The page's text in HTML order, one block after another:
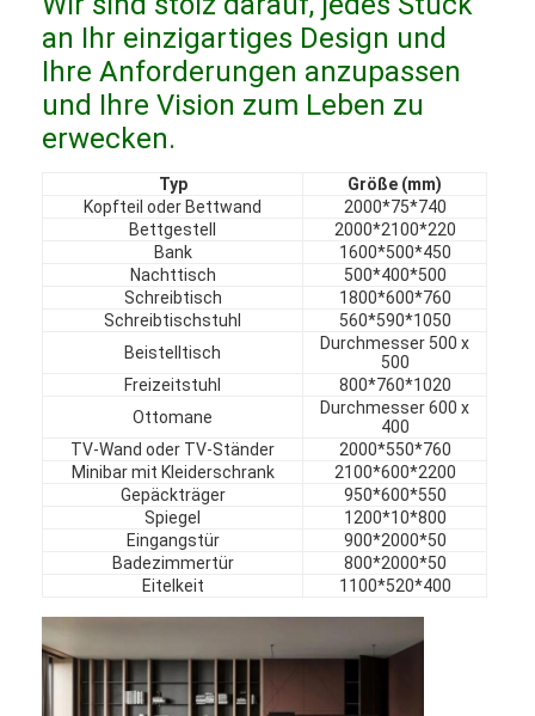
Hotelmöbel
Möbel für Villen
Wohnungsmöbel
Möbel für Geschäftsclubs
Esszimmermöbel
Büromöbel
Einrichtungsgegenstände
Polstermöbel
an Ihr einzigartiges Design und
Ihre Anforderungen anzupassen
und Ihre Vision zum Leben zu
erwecken.
Typ
Größe (mm)
Kopfteil oder Bettwand
2000*75*740
Bettgestell
2000*2100*220
Bank
1600*500*450
Nachttisch
500*400*500
Schreibtisch
1800*600*760
Schreibtischstuhl
560*590*1050
Beistelltisch
Durchmesser 500 x
500
Freizeitstuhl
800*760*1020
Ottomane
Durchmesser 600 x
400
TV-Wand oder TV-Ständer
2000*550*760
Minibar mit Kleiderschrank
2100*600*2200
Gepäckträger
950*600*550
Spiegel
1200*10*800
Eingangstür
900*2000*50
Badezimmertür
800*2000*50
Eitelkeit
1100*520*400